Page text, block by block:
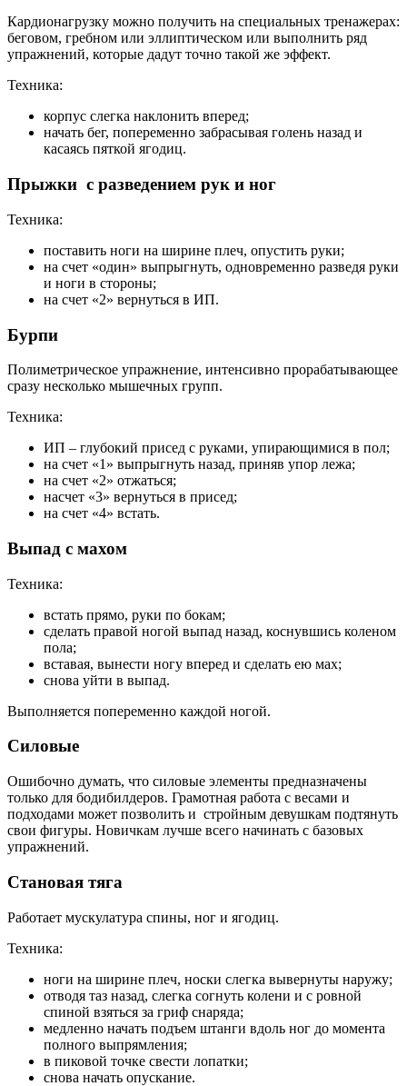
Кардионагрузку можно получить на специальных тренажерах:
беговом, гребном или эллиптическом или выполнить ряд
упражнений, которые дадут точно такой же эффект.
Техника:
корпус слегка наклонить вперед;
начать бег, попеременно забрасывая голень назад и
касаясь пяткой ягодиц.
Прыжки с разведением рук и ног
Техника:
поставить ноги на ширине плеч, опустить руки;
на счет «один» выпрыгнуть, одновременно разведя руки
и ноги в стороны;
на счет «2» вернуться в ИП.
Бурпи
Полиметрическое упражнение, интенсивно прорабатывающее
сразу несколько мышечных групп.
Техника:
ИП – глубокий присед с руками, упирающимися в пол;
на счет «1» выпрыгнуть назад, приняв упор лежа;
на счет «2» отжаться;
насчет «3» вернуться в присед;
на счет «4» встать.
Выпад с махом
Техника:
встать прямо, руки по бокам;
сделать правой ногой выпад назад, коснувшись коленом
пола;
вставая, вынести ногу вперед и сделать ею мах;
снова уйти в выпад.
Выполняется попеременно каждой ногой.
Силовые
Ошибочно думать, что силовые элементы предназначены
только для бодибилдеров. Грамотная работа с весами и
подходами может позволить и стройным девушкам подтянуть
свои фигуры. Новичкам лучше всего начинать с базовых
упражнений.
Становая тяга
Работает мускулатура спины, ног и ягодиц.
Техника:
ноги на ширине плеч, носки слегка вывернуты наружу;
отводя таз назад, слегка согнуть колени и с ровной
спиной взяться за гриф снаряда;
медленно начать подъем штанги вдоль ног до момента
полного выпрямления;
в пиковой точке свести лопатки;
снова начать опускание.